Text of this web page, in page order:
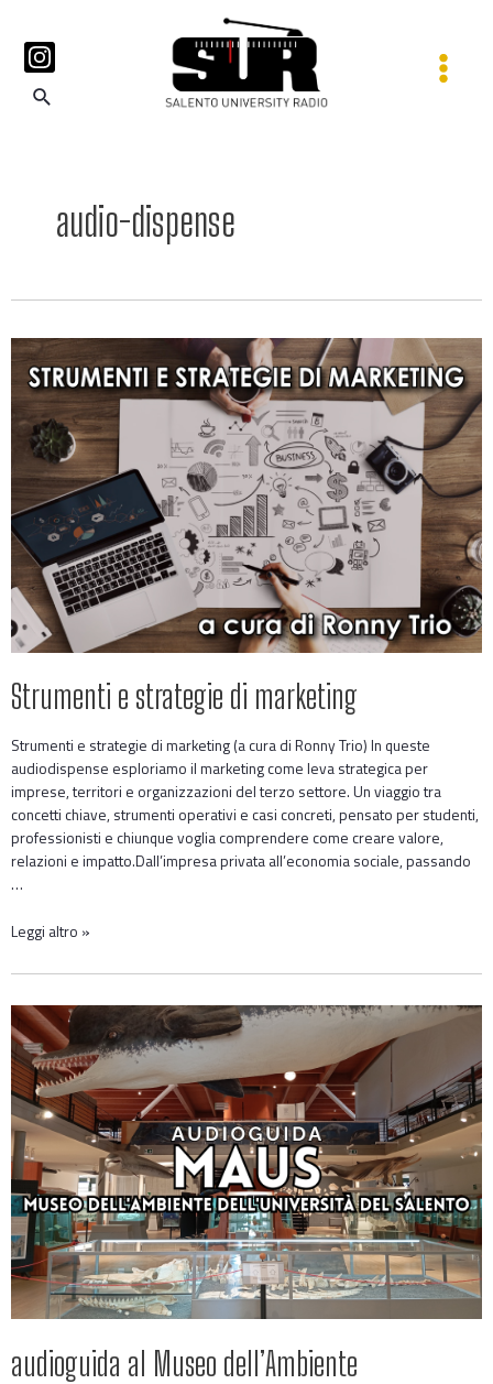
audio-dispense
Strumenti e strategie di marketing
Strumenti e strategie di marketing (a cura di Ronny Trio) In queste
audiodispense esploriamo il marketing come leva strategica per
imprese, territori e organizzazioni del terzo settore. Un viaggio tra
concetti chiave, strumenti operativi e casi concreti, pensato per studenti,
professionisti e chiunque voglia comprendere come creare valore,
relazioni e impatto.Dall’impresa privata all’economia sociale, passando
…
Leggi altro »
audioguida al Museo dell’Ambiente